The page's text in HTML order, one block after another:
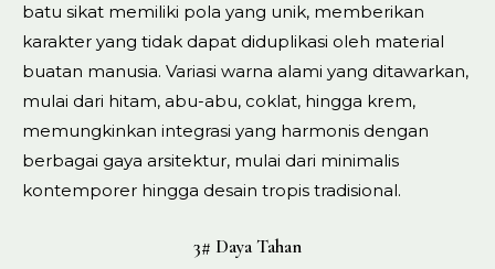
batu sikat memiliki pola yang unik, memberikan
karakter yang tidak dapat diduplikasi oleh material
buatan manusia. Variasi warna alami yang ditawarkan,
mulai dari hitam, abu-abu, coklat, hingga krem,
memungkinkan integrasi yang harmonis dengan
berbagai gaya arsitektur, mulai dari minimalis
kontemporer hingga desain tropis tradisional.
3# Daya Tahan